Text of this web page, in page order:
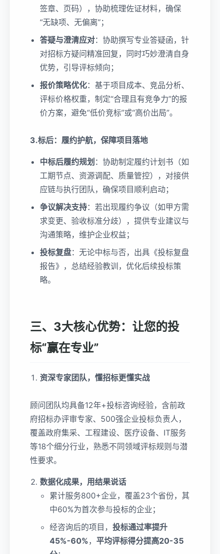
签章、页码），协助梳理佐证材料，确保
“无缺项、无偏离”；
答疑与澄清应对：协助撰写专业答疑函，针
对招标方疑问精准回复，同时巧妙澄清自身
优势，引导评标倾向；
报价策略优化：基于项目成本、竞品分析、
评标价格权重，制定“合理且有竞争力”的报
价方案，避免“低价竞标”或“高价出局”。
3.标后：履约护航，保障项目落地
中标后履约规划 ：协助制定履约计划书（如
工期节点、资源调配、质量管控），对接供
应链与执行团队，确保项目顺利启动；
争议解决支持：若出现履约争议（如甲方需
求变更、验收标准分歧），提供专业建议与
沟通策略，维护企业权益；
投标复盘：无论中标与否，出具《投标复盘
报告》，总结经验教训，优化后续投标策
略。
三、3大核心优势：让您的投
标“赢在专业”
资深专家团队，懂招标更懂实战
顾问团队均具备12年+投标咨询经验，含前政
府招标办评审专家、500强企业投标负责人，
覆盖政府集采、工程建设、医疗设备、IT服务
等18个细分行业，熟悉不同领域评标规则与潜
性要求。
数据化成果，用结果说话
累计服务800+企业，覆盖23个省份，其
中60%为首次参与投标的企业；
经咨询后的项目， 投标通过率提升
45%-60%， 平均评标得分提高20-35